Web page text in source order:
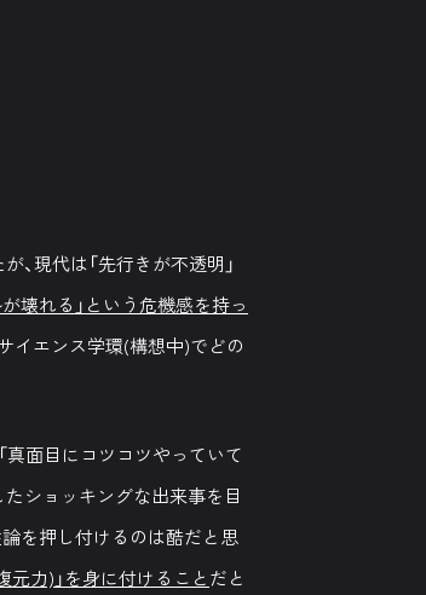
現代は「先行きが不透明」
壊れる」という危機感を持っ
イエンス学環(構想中)でどの
真面目にコツコツやっていて
たショッキングな出来事を目
論を押し付けるのは酷だと思
力)」を身に付けることだと